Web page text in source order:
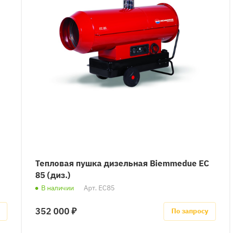
Тепловая пушка дизельная Biemmedue EC
85 (диз.)
В наличии Арт. EC85
352 000 ₽ По запросу